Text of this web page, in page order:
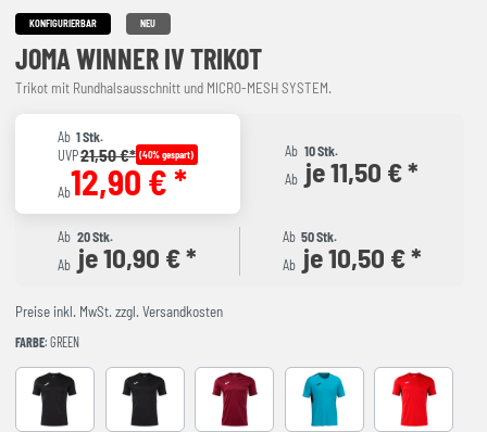
KONFIGURIERBAR NEU
JOMA WINNER IV TRIKOT
Trikot mit Rundhalsausschnitt und MICRO-MESH SYSTEM.
Ab 1 Stk.
UVP21,50 €* (40% gespart)
Ab12,90 € *
Ab 10 Stk.
Ab je 11,50 € *
Ab 20 Stk.
Ab je 10,90 € *
Ab 50 Stk.
Ab je 10,50 € *
Preise inkl. MwSt. zzgl. Versandkosten
FARBE: GREEN
BLACK-ANTHRACITEBLACK-WHITE BURGUNDY FLUOR TURQUOISE RED-NAVY